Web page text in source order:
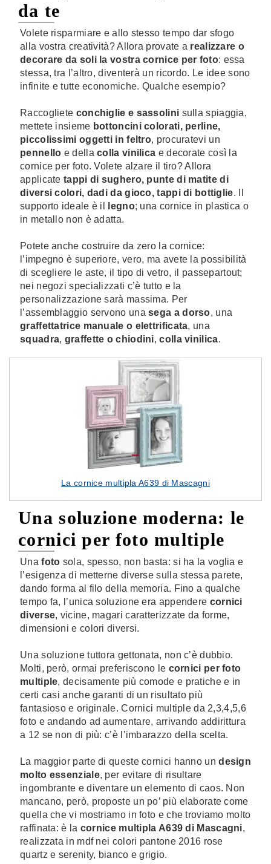
da te
Volete risparmiare e allo stesso tempo dar sfogo
alla vostra creatività? Allora provate a realizzare o
decorare da soli la vostra cornice per foto: essa
stessa, tra l’altro, diventerà un ricordo. Le idee sono
infinite e tutte economiche. Qualche esempio?
Raccogliete conchiglie e sassolini sulla spiaggia,
mettete insieme bottoncini colorati, perline,
piccolissimi oggetti in feltro, procuratevi un
pennello e dellacolla vinilica e decorate così la
cornice per foto. Volete alzare il tiro? Allora
applicate tappi di sughero, punte di matite di
diversi colori, dadi da gioco, tappi di bottiglie. Il
supporto ideale è il
legno; una cornice in plastica o
in metallo non è adatta.
Potete anche costruire da zero la cornice:
l’impegno è superiore, vero, ma avete la possibilità
di scegliere le aste, il tipo di vetro, il passepartout;
nei negozi specializzati c’è tutto e la
personalizzazione sarà massima. Per
l’assemblaggio servono unasega a dorso, una
graffettatrice manuale o elettrificata, una
squadra, graffette o chiodini,colla vinilica.
La cornice multipla A639 di Mascagni
Una soluzione moderna: le
cornici per foto multiple
Unafoto sola, spesso, non basta: si ha la voglia e
l’esigenza di metterne diverse sulla stessa parete,
dando forma al filo della memoria. Fino a qualche
tempo fa, l’unica soluzione era appendere cornici
diverse, vicine, magari caratterizzate da forme,
dimensioni e colori diversi.
Una soluzione tuttora gettonata, non c’è dubbio.
Molti, però, ormai preferiscono le cornici per foto
multiple, decisamente più comode e pratiche e in
certi casi anche garanti di un risultato più
fantasioso e originale. Cornici multiple da 2,3,4,5,6
foto e andando ad aumentare, arrivando addirittura
a 12 se non di più: c’è l’imbarazzo della scelta.
La maggior parte di queste cornici hanno undesign
molto essenziale, per evitare di risultare
ingombrante e diventare un elemento di caos. Non
mancano, però, proposte un po’ più elaborate come
quella che vi mostriamo in foto e che troviamo molto
raffinata: è la cornice multipla A639 di Mascagni,
realizzata in mdf nei colori pantone 2016 rose
quartz e serenity, bianco e grigio.